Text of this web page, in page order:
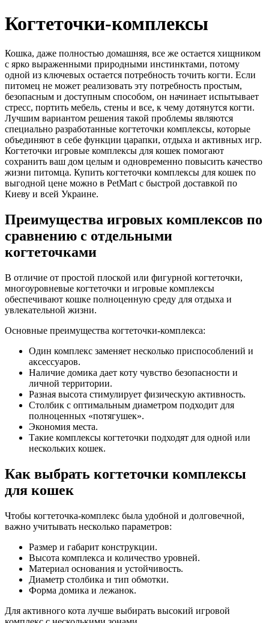
Когтеточки-комплексы
Кошка, даже полностью домашняя, все же остается хищником
с ярко выраженными природными инстинктами, потому
одной из ключевых остается потребность точить когти. Если
питомец не может реализовать эту потребность простым,
безопасным и доступным способом, он начинает испытывает
стресс, портить мебель, стены и все, к чему дотянутся когти.
Лучшим вариантом решения такой проблемы являются
специально разработанные когтеточки комплексы, которые
объединяют в себе функции царапки, отдыха и активных игр.
Когтеточки игровые комплексы для кошек помогают
сохранить ваш дом целым и одновременно повысить качество
жизни питомца. Купить когтеточки комплексы для кошек по
выгодной цене можно в PetMart с быстрой доставкой по
Киеву и всей Украине.
Преимущества игровых комплексов по
сравнению с отдельными
когтеточками
В отличие от простой плоской или фигурной когтеточки,
многоуровневые когтеточки и игровые комплексы
обеспечивают кошке полноценную среду для отдыха и
увлекательной жизни.
Основные преимущества когтеточки-комплекса:
Один комплекс заменяет несколько приспособлений и
аксессуаров.
Наличие домика дает коту чувство безопасности и
личной территории.
Разная высота стимулирует физическую активность.
Столбик с оптимальным диаметром подходит для
полноценных «потягушек».
Экономия места.
Такие комплексы когтеточки подходят для одной или
нескольких кошек.
Как выбрать когтеточки комплексы
для кошек
Чтобы когтеточка-комплекс была удобной и долговечной,
важно учитывать несколько параметров:
Размер и габарит конструкции.
Высота комплекса и количество уровней.
Материал основания и устойчивость.
Диаметр столбика и тип обмотки.
Форма домика и лежанок.
Для активного кота лучше выбирать высокий игровой